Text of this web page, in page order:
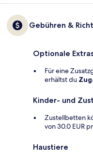
Gebühren &
Optionale
Für eine
erhältst du
Kinder- und
Zustellbetten
von 30.0 EUR
Haustiere